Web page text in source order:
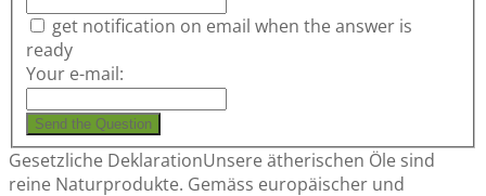
get notification on email when the answer is
ready
Your e-mail:
Send the Question
Gesetzliche DeklarationUnsere ätherischen Öle sind
reine Naturprodukte. Gemäss europäischer und